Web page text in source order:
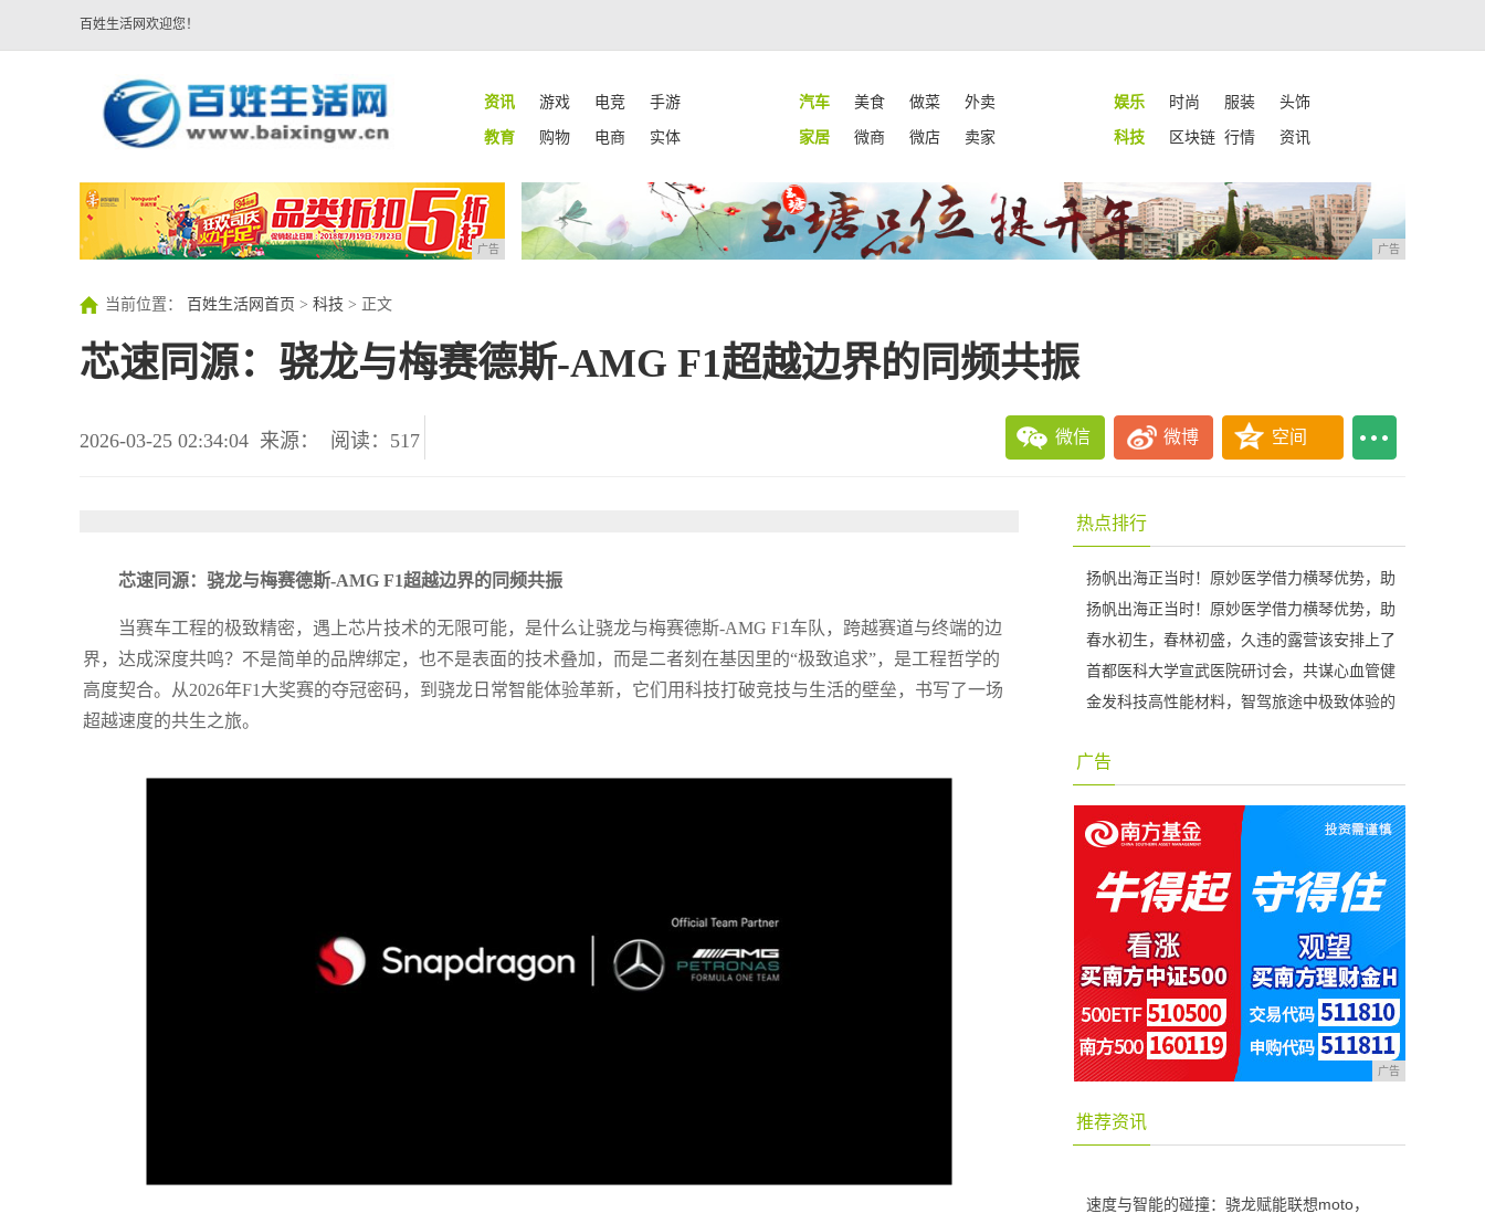
百姓生活网欢迎您！
资讯 游戏 电竞 手游 汽车 美食 做菜 外卖 娱乐 时尚 服装
头饰
教育
购物 电商 实体 家居 微商 微店 卖家 科技 区块链 行情 资讯
广告 广告
当前位置： 百姓生活网首页 > 科技 > 正文
芯速同源：骁龙与梅赛德斯-AMG F1超越边界的同频共振
2026-03-25 02:34:04 来源： 阅读：517 微信 微博 空间
芯速同源：骁龙与梅赛德斯-AMG F1超越边界的同频共振
当赛车工程的极致精密，遇上芯片技术的无限可能，是什么让骁龙与梅赛德斯-AMG F1车队，跨越赛道与终端的边
界，达成深度共鸣？不是简单的品牌绑定，也不是表面的技术叠加，而是二者刻在基因里的“极致追求”，是工程哲学的
高度契合。从2026年F1大奖赛的夺冠密码，到骁龙日常智能体验革新，它们用科技打破竞技与生活的壁垒，书写了一场
超越速度的共生之旅。
热点排行
扬帆出海正当时！原妙医学借力横琴优势，助
扬帆出海正当时！原妙医学借力横琴优势，助
春水初生，春林初盛，久违的露营该安排上了
首都医科大学宣武医院研讨会，共谋心血管健
金发科技高性能材料，智驾旅途中极致体验的
广告
广告
推荐资讯
速度与智能的碰撞：骁龙赋能联想moto，